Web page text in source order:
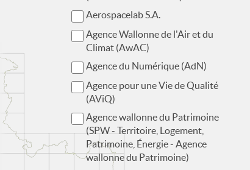
Aerospacelab S.A.
Agence Wallonne de l'Air et du
Climat (AwAC)
Agence du Numérique (AdN)
Agence pour une Vie de Qualité
(AViQ)
Agence wallonne du Patrimoine
(SPW - Territoire, Logement,
Patrimoine, Énergie - Agence
wallonne du Patrimoine)